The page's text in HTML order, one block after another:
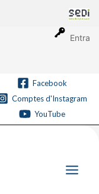
Entra
Facebook
Comptes d'Instagram
YouTube